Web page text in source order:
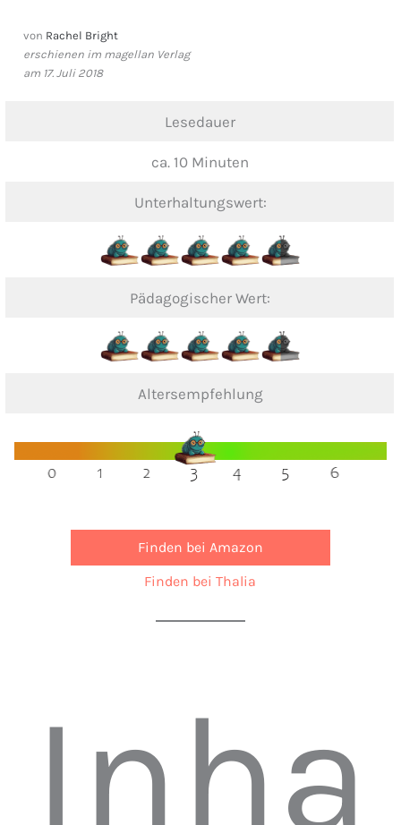
von Rachel Bright
erschienen im magellan Verlag
am 17. Juli 2018
Lesedauer
ca. 10 Minuten
Unterhaltungswert:
Pädagogischer Wert:
Altersempfehlung
Finden bei Amazon
Finden bei Thalia
Inha